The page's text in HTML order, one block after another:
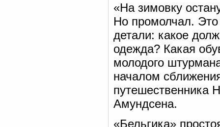
«На зимовку
Но промолчал. Это
детали: какое
одежда? Какая
молодого
началом
путешественника
Амундсена.
«Бельгика»